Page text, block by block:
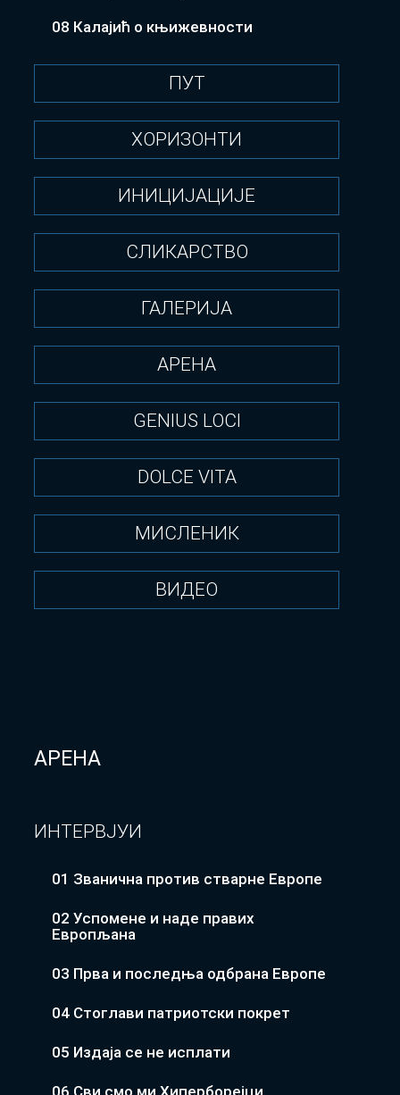
08 Калајић о књижевности
ПУТ
ХОРИЗОНТИ
ИНИЦИЈАЦИЈЕ
СЛИКАРСТВО
ГАЛЕРИЈА
АРЕНА
GENIUS LOCI
DOLCE VITA
МИСЛЕНИК
ВИДЕО
АРЕНА
ИНТЕРВЈУИ
01 Званична против стварне Европе
02 Успомене и наде правих
Европљана
03 Прва и последња одбрана Европе
04 Стоглави патриотски покрет
05 Издаја се не исплати
06 Сви смо ми Хиперборејци